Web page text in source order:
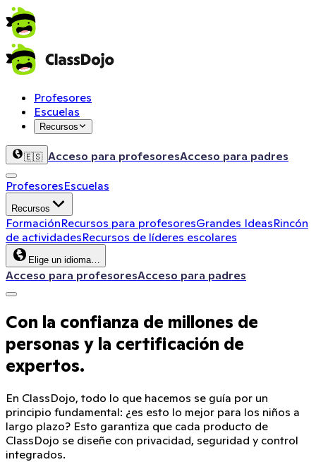
Profesores
Escuelas
Recursos
🇪🇸 Acceso para profesoresAcceso para padres
ProfesoresEscuelas
Recursos
FormaciónRecursos para profesoresGrandes IdeasRincón
de actividadesRecursos de líderes escolares
Elige un idioma…
Acceso para profesoresAcceso para padres
Con la confianza de millones de
personas y la certificación de
expertos.
En ClassDojo, todo lo que hacemos se guía por un
principio fundamental: ¿es esto lo mejor para los niños a
largo plazo? Esto garantiza que cada producto de
ClassDojo se diseñe con privacidad, seguridad y control
integrados.